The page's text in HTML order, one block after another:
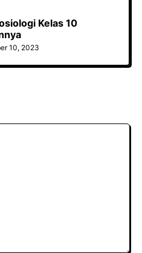
Kelas 10
10, 2023